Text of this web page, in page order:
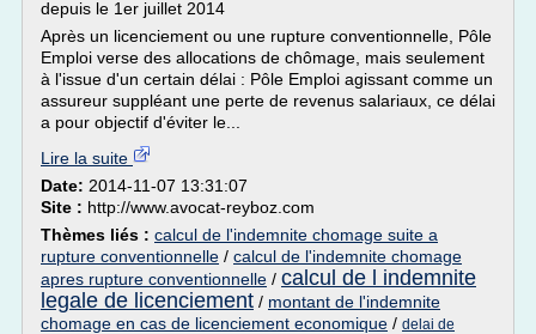
depuis le 1er juillet 2014
Après un licenciement ou une rupture conventionnelle, Pôle
Emploi verse des allocations de chômage, mais seulement
à l'issue d'un certain délai : Pôle Emploi agissant comme un
assureur suppléant une perte de revenus salariaux, ce délai
a pour objectif d'éviter le...
Lire la suite
Date: 2014-11-07 13:31:07
Site : http://www.avocat-reyboz.com
Thèmes liés : calcul de l'indemnite chomage suite a
rupture conventionnelle / calcul de l'indemnite chomage
apres rupture conventionnelle / calcul de l indemnite
legale de licenciement / montant de l'indemnite
chomage en cas de licenciement economique / delai de